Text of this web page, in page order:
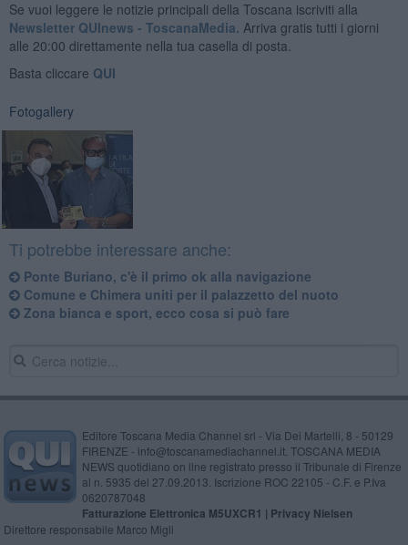
Se vuoi leggere le notizie principali della Toscana iscriviti alla
Newsletter QUInews - ToscanaMedia. Arriva gratis tutti i giorni
alle 20:00 direttamente nella tua casella di posta.
Basta cliccare QUI
Fotogallery
Ti potrebbe interessare anche:
Ponte Buriano, c'è il primo ok alla navigazione
Comune e Chimera uniti per il palazzetto del nuoto
Zona bianca e sport, ecco cosa si può fare
Editore Toscana Media Channel srl - Via Dei Martelli, 8 - 50129
FIRENZE - info@toscanamediachannel.it. TOSCANA MEDIA
NEWS quotidiano on line registrato presso il Tribunale di Firenze
al n. 5935 del 27.09.2013. Iscrizione ROC 22105 - C.F. e P.Iva
0620787048
Fatturazione Elettronica M5UXCR1 | Privacy Nielsen
Direttore responsabile Marco Migli